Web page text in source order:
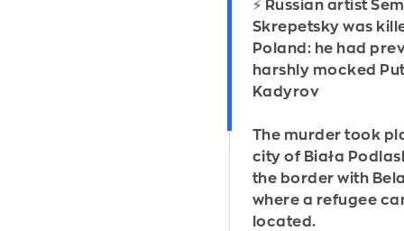
⚡️ Russian artist
Skrepetsky was
Poland: he had
harshly mocked
Kadyrov
The murder took
city of Biała
the border with
where a refugee
located.